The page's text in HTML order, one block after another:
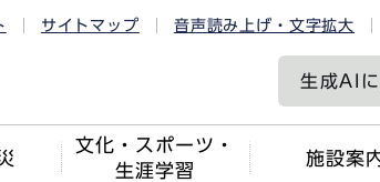
サイトマップ 音声読み上げ・文字拡大
生成AIに
文化・スポーツ・
生涯学習
施設案